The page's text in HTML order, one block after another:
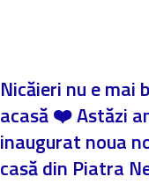
Nicăieri nu e mai
acasă ❤️ Astăzi
inaugurat noua
casă din Piatra